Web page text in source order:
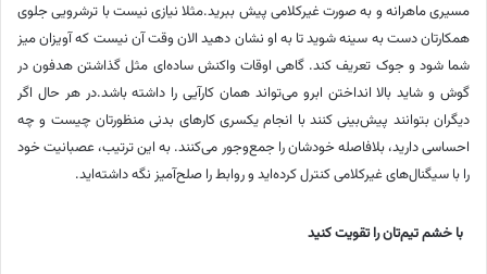
مسیری ماهرانه و به صورت غیرکلامی پیش ببرید.مثلا نیازی نیست با ترشرویی جلوی
همکارتان دست به سینه شوید تا به او نشان دهید الان وقت آن نیست که آویزان میز
شما شود و جوک تعریف کند. گاهی اوقات واکنش ساده‌ای مثل گذاشتن هدفون در
گوش و شاید بالا انداختن ابرو می‌تواند همان کارآیی را داشته باشد.در هر حال اگر
دیگران بتوانند پیش‌بینی کنند با انجام یکسری کارهای بدنی منظورتان چیست و چه
احساسی دارید، بلافاصله خودشان را جمع‌وجور می‌کنند. به این ترتیب، عصبانیت خود
را با سیگنال‌های غیرکلامی کنترل کرده‌اید و روابط را صلح‌آمیز نگه داشته‌اید.
با خشم تیم‌تان را تقویت کنید